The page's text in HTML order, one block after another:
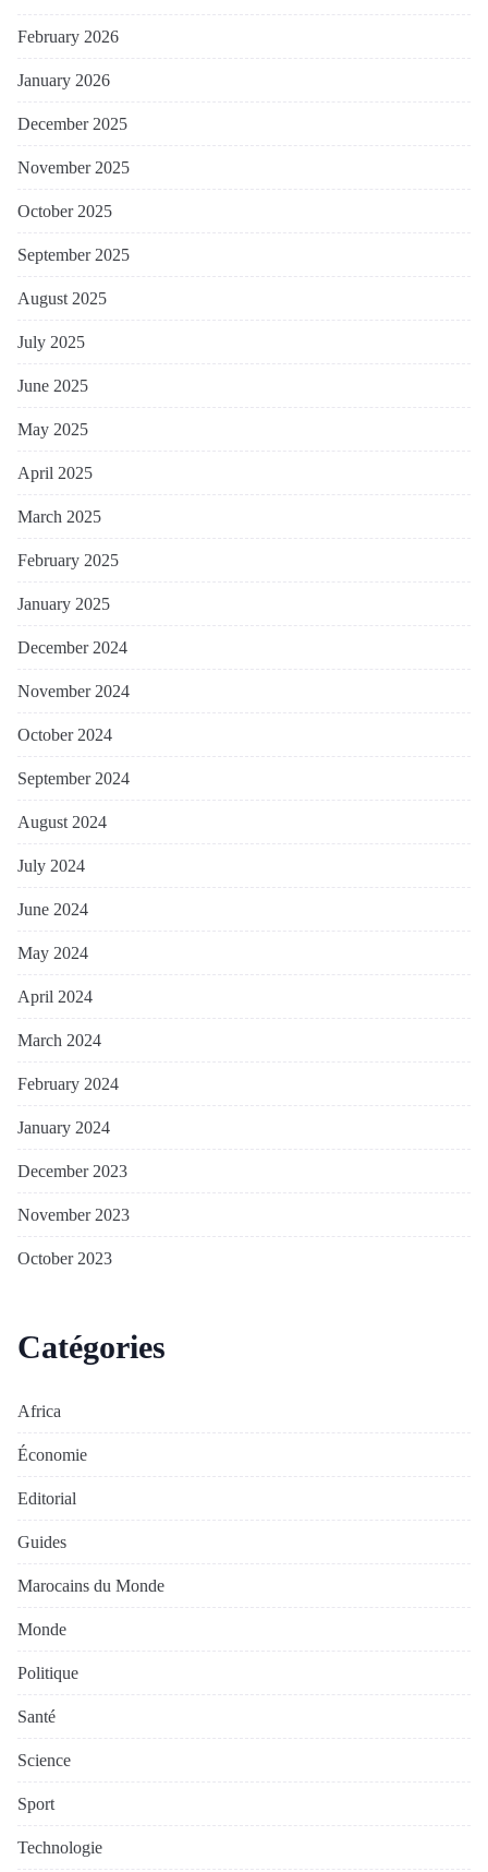
February 2026
January 2026
December 2025
November 2025
October 2025
September 2025
August 2025
July 2025
June 2025
May 2025
April 2025
March 2025
February 2025
January 2025
December 2024
November 2024
October 2024
September 2024
August 2024
July 2024
June 2024
May 2024
April 2024
March 2024
February 2024
January 2024
December 2023
November 2023
October 2023
Catégories
Africa
Économie
Editorial
Guides
Marocains du Monde
Monde
Politique
Santé
Science
Sport
Technologie